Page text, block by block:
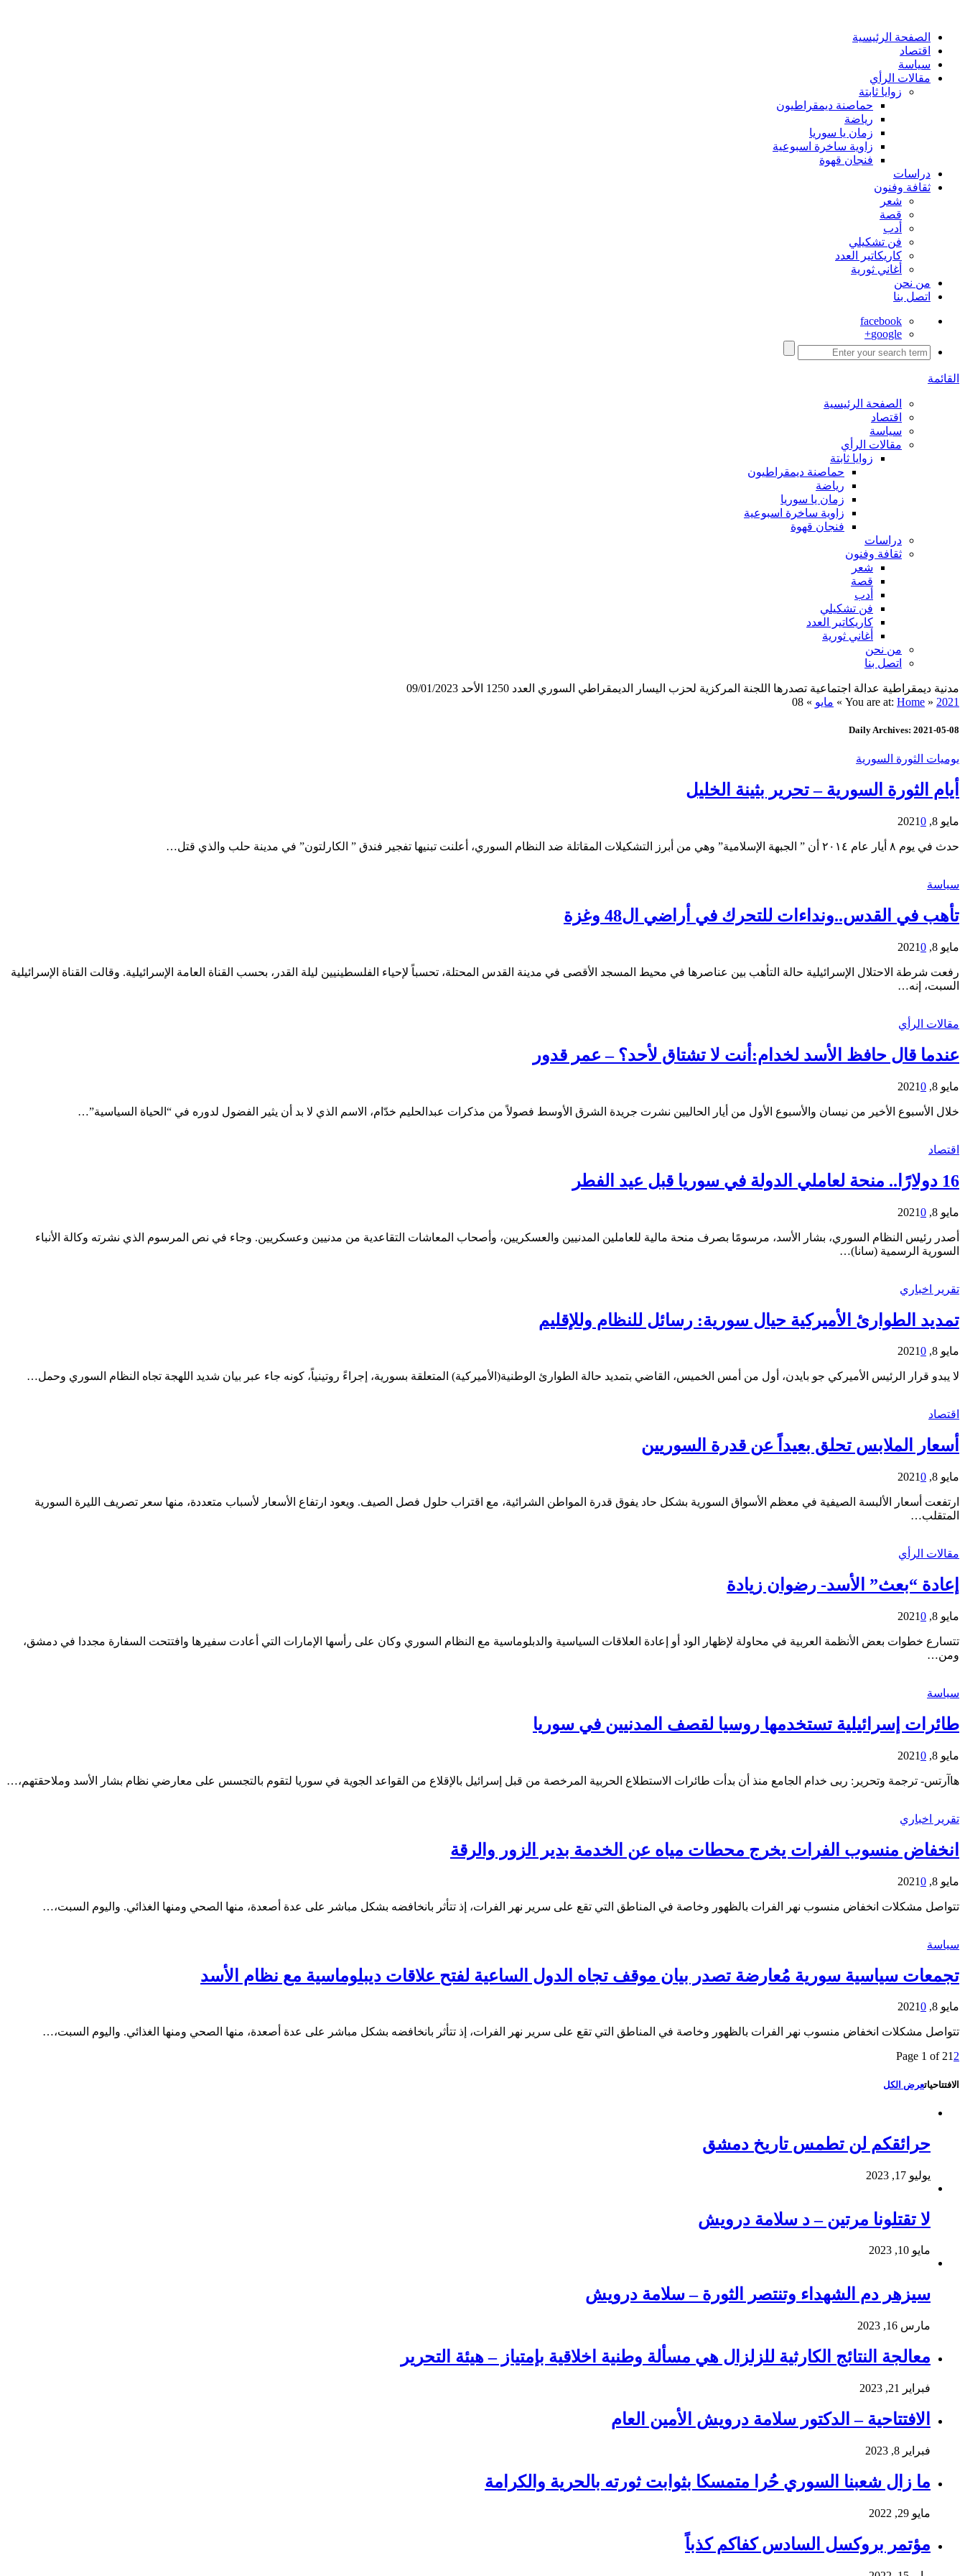
الصفحة الرئيسية
اقتصاد
سياسة
مقالات الرأي
زوايا ثابتة
حماصنة ديمقراطيون
رياضة
زمان يا سوريا
زاوية ساخرة اسبوعية
فنجان قهوة
دراسات
ثقافة وفنون
شعر
قصة
أدب
فن تشكيلي
كاريكاتير العدد
أغاني ثورية
من نحن
اتصل بنا
facebook
google+
القائمة
الصفحة الرئيسية
اقتصاد
سياسة
مقالات الرأي
زوايا ثابتة
حماصنة ديمقراطيون
رياضة
زمان يا سوريا
زاوية ساخرة اسبوعية
فنجان قهوة
دراسات
ثقافة وفنون
شعر
قصة
أدب
فن تشكيلي
كاريكاتير العدد
أغاني ثورية
من نحن
اتصل بنا
مدنية ديمقراطية عدالة اجتماعية تصدرها اللجنة المركزية لحزب اليسار الديمقراطي السوري العدد 1250 الأحد 09/01/2023
You are at: Home » 2021
» مايو »
08
Daily Archives: 2021-05-08
يوميات الثورة السورية
أيام الثورة السورية – تحرير بثينة الخليل
مايو 8, 2021 0
حدث في يوم ٨ أيار عام ٢٠١٤ أن ” الجبهة الإسلامية” وهي من أبرز التشكيلات المقاتلة ضد النظام السوري، أعلنت تبنيها تفجير فندق ” الكارلتون” في مدينة حلب والذي قتل…
سياسة
تأهب في القدس..ونداءات للتحرك في أراضي ال48 وغزة
مايو 8, 2021 0
رفعت شرطة الاحتلال الإسرائيلية حالة التأهب بين عناصرها في محيط المسجد الأقصى في مدينة القدس المحتلة، تحسباً لإحياء الفلسطينيين ليلة القدر، بحسب القناة العامة الإسرائيلية. وقالت القناة الإسرائيلية
السبت، إنه…
مقالات الرأي
عندما قال حافظ الأسد لخدام:أنت لا تشتاق لأحد؟ – عمر قدور
مايو 8, 2021 0
خلال الأسبوع الأخير من نيسان والأسبوع الأول من أيار الحاليين نشرت جريدة الشرق الأوسط فصولاً من مذكرات عبدالحليم خدّام، الاسم الذي لا بد أن يثير الفضول لدوره في “الحياة السياسية”…
اقتصاد
16 دولارًا.. منحة لعاملي الدولة في سوريا قبل عيد الفطر
مايو 8, 2021 0
أصدر رئيس النظام السوري، بشار الأسد، مرسومًا بصرف منحة مالية للعاملين المدنيين والعسكريين، وأصحاب المعاشات التقاعدية من مدنيين وعسكريين. وجاء في نص المرسوم الذي نشرته وكالة الأنباء
السورية الرسمية (سانا)…
تقرير اخباري
تمديد الطوارئ الأميركية حيال سورية: رسائل للنظام وللإقليم
مايو 8, 2021 0
لا يبدو قرار الرئيس الأميركي جو بايدن، أول من أمس الخميس، القاضي بتمديد حالة الطوارئ الوطنية(الأميركية) المتعلقة بسورية، إجراءً روتينياً، كونه جاء عبر بيان شديد اللهجة تجاه النظام السوري وحمل…
اقتصاد
أسعار الملابس تحلق بعيداً عن قدرة السوريين
مايو 8, 2021 0
ارتفعت أسعار الألبسة الصيفية في معظم الأسواق السورية بشكل حاد يفوق قدرة المواطن الشرائية، مع اقتراب حلول فصل الصيف. ويعود ارتفاع الأسعار لأسباب متعددة، منها سعر تصريف الليرة السورية
المتقلب…
مقالات الرأي
إعادة “بعث” الأسد- رضوان زيادة
مايو 8, 2021 0
تتسارع خطوات بعض الأنظمة العربية في محاولة لإظهار الود أو إعادة العلاقات السياسية والدبلوماسية مع النظام السوري وكان على رأسها الإمارات التي أعادت سفيرها وافتتحت السفارة مجددا في دمشق،
ومن…
سياسة
طائرات إسرائيلية تستخدمها روسيا لقصف المدنيين في سوريا
مايو 8, 2021 0
هاآرتس- ترجمة وتحرير: ربى خدام الجامع منذ أن بدأت طائرات الاستطلاع الحربية المرخصة من قبل إسرائيل بالإقلاع من القواعد الجوية في سوريا لتقوم بالتجسس على معارضي نظام بشار الأسد وملاحقتهم،…
تقرير اخباري
انخفاض منسوب الفرات يخرج محطات مياه عن الخدمة بدير الزور والرقة
مايو 8, 2021 0
تتواصل مشكلات انخفاض منسوب نهر الفرات بالظهور وخاصة في المناطق التي تقع على سرير نهر الفرات، إذ تتأثر بانخافضه بشكل مباشر على عدة أصعدة، منها الصحي ومنها الغذائي. واليوم السبت،…
سياسة
تجمعات سياسية سورية مُعارضة تصدر بيان موقف تجاه الدول الساعية لفتح علاقات ديبلوماسية مع نظام الأسد
مايو 8, 2021 0
تتواصل مشكلات انخفاض منسوب نهر الفرات بالظهور وخاصة في المناطق التي تقع على سرير نهر الفرات، إذ تتأثر بانخافضه بشكل مباشر على عدة أصعدة، منها الصحي ومنها الغذائي. واليوم السبت،…
Page 1 of 212
الافتتاحياتعرض الكل
حرائقكم لن تطمس تاريخ دمشق
يوليو 17, 2023
لا تقتلونا مرتين – د سلامة درويش
مايو 10, 2023
سيزهر دم الشهداء وتنتصر الثورة – سلامة درويش
مارس 16, 2023
معالجة النتائج الكارثية للزلزال هي مسألة وطنية اخلاقية بإمتياز – هيئة التحرير
فبراير 21, 2023
الافتتاحية – الدكتور سلامة درويش الأمين العام
فبراير 8, 2023
ما زال شعبنا السوري حُرا متمسكا بثوابت ثورته بالحرية والكرامة
مايو 29, 2022
مؤتمر بروكسل السادس كفاكم كذباً